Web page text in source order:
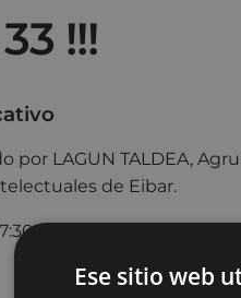
33 !!!
por LAGUN TALDEA,
de Eibar.
2 € Complejo
Ese sitio web